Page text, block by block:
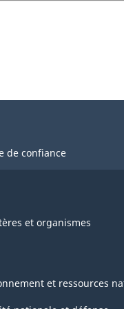
de confiance
et organismes
et ressources